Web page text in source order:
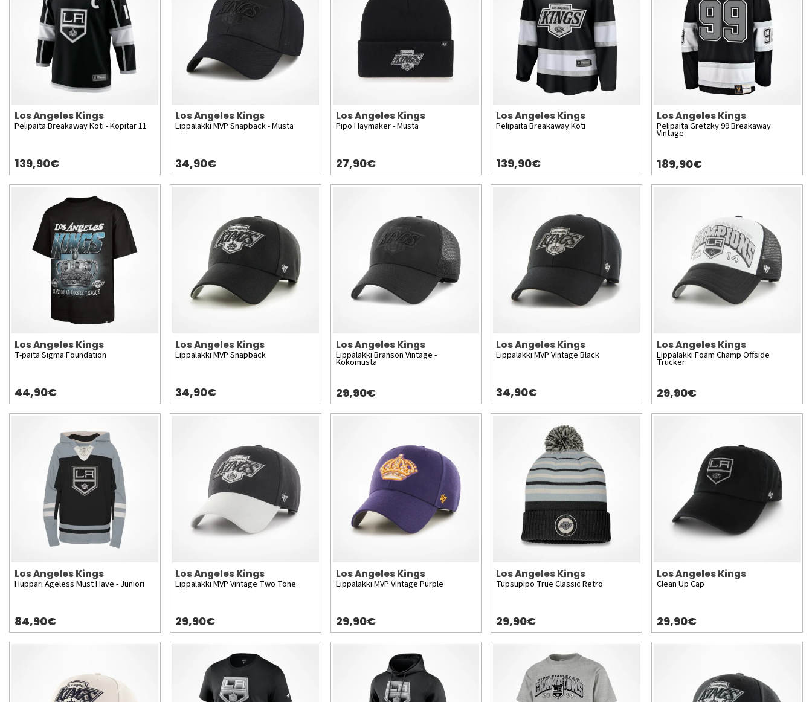
Los Angeles Kings
Pelipaita Breakaway Koti - Kopitar 11
139,90€
Los Angeles Kings
Lippalakki MVP Snapback - Musta
34,90€
Los Angeles Kings
Pipo Haymaker - Musta
27,90€
Los Angeles Kings
Pelipaita Breakaway Koti
139,90€
Los Angeles Kings
Pelipaita Gretzky 99 Breakaway
Vintage
189,90€
Los Angeles Kings
T-paita Sigma Foundation
44,90€
Los Angeles Kings
Lippalakki MVP Snapback
34,90€
Los Angeles Kings
Lippalakki Branson Vintage -
Kokomusta
29,90€
Los Angeles Kings
Lippalakki MVP Vintage Black
34,90€
Los Angeles Kings
Lippalakki Foam Champ Offside
Trucker
29,90€
Los Angeles Kings
Huppari Ageless Must Have - Juniori
84,90€
Los Angeles Kings
Lippalakki MVP Vintage Two Tone
29,90€
Los Angeles Kings
Lippalakki MVP Vintage Purple
29,90€
Los Angeles Kings
Tupsupipo True Classic Retro
29,90€
Los Angeles Kings
Clean Up Cap
29,90€